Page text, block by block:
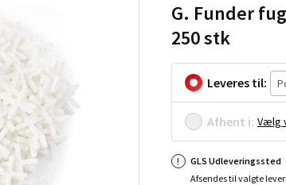
G. Funder
250 stk
Leveres til:
Afhent i: Vælg
GLS Udleveringssted
Afsendes til valgte